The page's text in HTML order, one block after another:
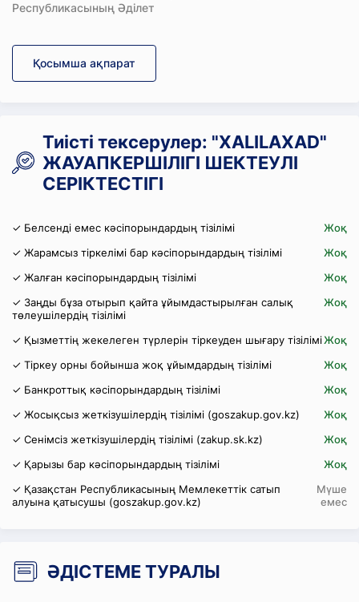
Республикасының Әділет
Қосымша ақпарат
Тиісті тексерулер: "XALILAXAD"
ЖАУАПКЕРШІЛІГІ ШЕКТЕУЛІ
СЕРІКТЕСТІГІ
✓ Белсенді емес кәсіпорындардың тізілімі
Жоқ
✓ Жарамсыз тіркелімі бар кәсіпорындардың тізілімі
Жоқ
✓ Жалған кәсіпорындардың тізілімі
Жоқ
✓ Заңды бұза отырып қайта ұйымдастырылған салық
төлеушілердің тізілімі
Жоқ
✓ Қызметтің жекелеген түрлерін тіркеуден шығару тізіліміЖоқ
✓ Тіркеу орны бойынша жоқ ұйымдардың тізілімі
Жоқ
✓ Банкроттық кәсіпорындардың тізілімі
Жоқ
✓ Жосықсыз жеткізушілердің тізілімі (goszakup.gov.kz)
Жоқ
✓ Сенімсіз жеткізушілердің тізілімі (zakup.sk.kz)
Жоқ
✓ Қарызы бар кәсіпорындардың тізілімі
Жоқ
✓ Қазақстан Республикасының Мемлекеттік сатып
алуына қатысушы (goszakup.gov.kz)
Мүше
емес
ӘДІСТЕМЕ ТУРАЛЫ